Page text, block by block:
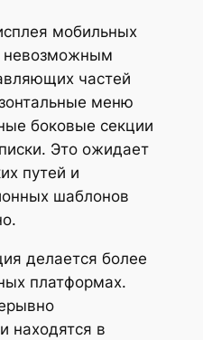
мобильных
невозможным
частей
меню
боковые секции
Это ожидает
путей и
шаблонов
делается более
платформах.
находятся в